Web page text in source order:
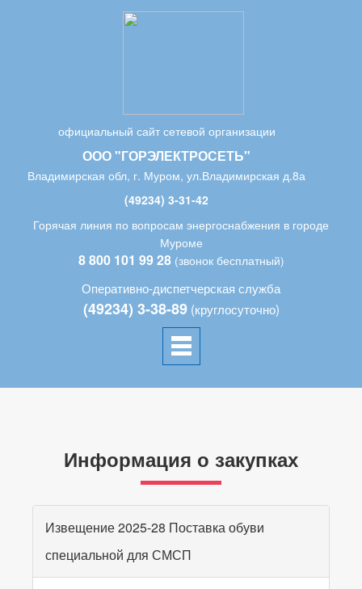
официальный сайт сетевой организации
ООО "ГОРЭЛЕКТРОСЕТЬ"
Владимирская обл, г. Муром, ул.Владимирская д.8а
(49234) 3-31-42
Горячая линия по вопросам энергоснабжения в городе
Муроме
8 800 101 99 28(звонок бесплатный)
Оперативно-диспетчерская служба
(49234) 3-38-89(круглосуточно)
Информация о закупках
Извещение 2025-28 Поставка обуви
специальной для СМСП